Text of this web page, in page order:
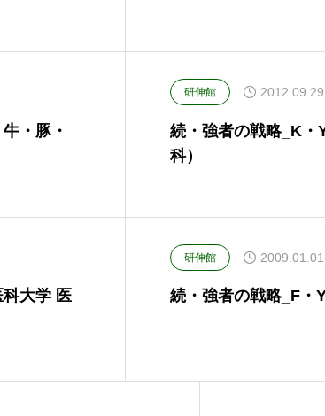
・豚・
研伸館 2012.09.29
続・強者の戦略_K・
科）
大学 医
研伸館 2009.01.01
続・強者の戦略_F・